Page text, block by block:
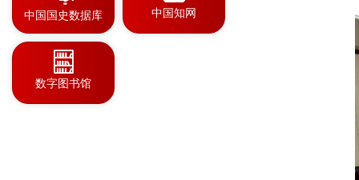
中国国史数据库 中国知网
数字图书馆